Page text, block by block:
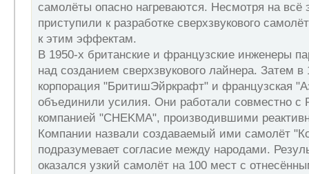
самолёты опасно нагреваются. Несмотря на всё
приступили к разработке сверхзвукового
к этим эффектам.
В 1950-х британские и французские инженеры
над созданием сверхзвукового лайнера. Затем в
корпорация "БритишЭйркрафт" и французская
объединили усилия. Они работали совместно с
компанией "CHEKMA", производившими
Компании назвали создаваемый ими самолёт
подразумевает согласие между народами.
оказался узкий самолёт на 100 мест с